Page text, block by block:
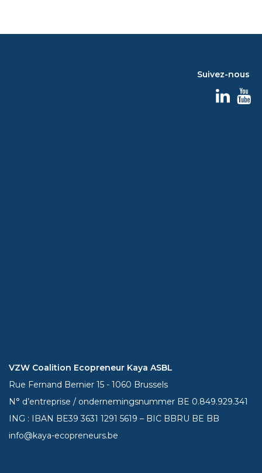
Suivez-nous
VZW Coalition Ecopreneur Kaya ASBL
Rue Fernand Bernier 15 - 1060 Brussels
N° d’entreprise / ondernemingsnummer BE 0.849.929.341
ING : IBAN BE393631 1291 5619 – BIC BBRU BE BB
info@kaya-ecopreneurs.be